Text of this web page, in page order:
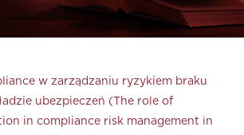
w zarządzaniu ryzykiem braku
ubezpieczeń (The role of
in compliance risk management in